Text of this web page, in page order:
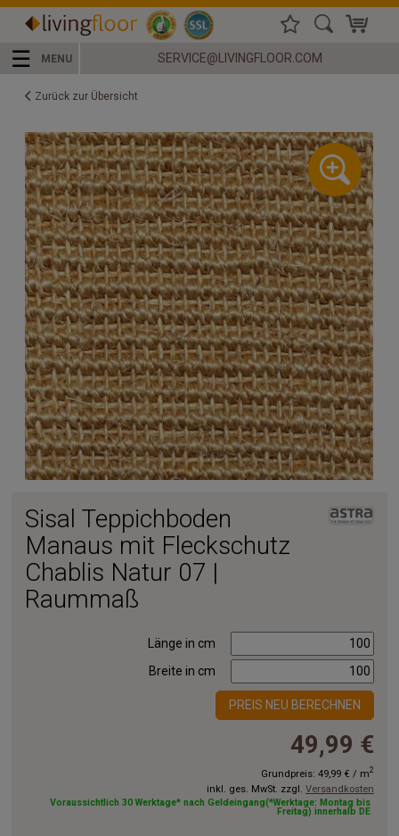
☰ MENU SERVICE@LIVINGFLOOR.COM
Zurück zur Übersicht
Sisal Teppichboden
Manaus mit Fleckschutz
Chablis Natur 07 |
Raummaß
Länge in cm
Breite in cm
PREIS NEU BERECHNEN
49,99 €
Grundpreis: 49,99 € / m2
inkl. ges. MwSt. zzgl. Versandkosten
Voraussichtlich 30 Werktage* nach Geldeingang(*Werktage: Montag bis
Freitag) innerhalb DE